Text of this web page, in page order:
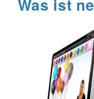
Was ist